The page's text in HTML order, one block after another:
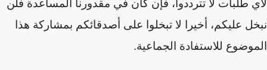
طلبات لا تترددوا، فإن كان في مقدورنا المساعدة فلن
عليكم،أخيرا لا تبخلوا على أصدقائكم بمشاركة هذا
للاستفادة الجماعية.